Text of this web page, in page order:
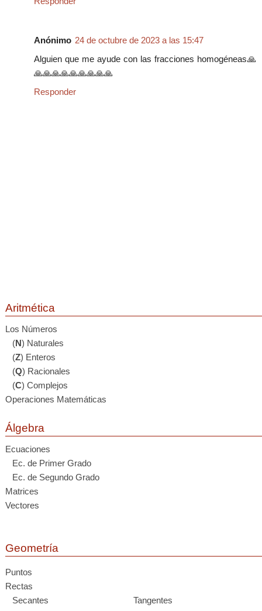
Anónimo 24 de octubre de 2023 a las 15:47
Alguien que me ayude con las fracciones homogéneas🙏
🙏🙏🙏🙏🙏🙏🙏🙏🙏
Responder
Aritmética
Los Números
(N) Naturales
(Z) Enteros
(Q) Racionales
(C) Complejos
Operaciones Matemáticas
Álgebra
Ecuaciones
Ec. de Primer Grado
Ec. de Segundo Grado
Matrices
Vectores
Geometría
Puntos
Rectas
Secantes
Tangentes